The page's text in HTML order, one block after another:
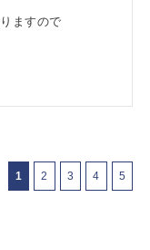
ますので
1 2 3 4 5